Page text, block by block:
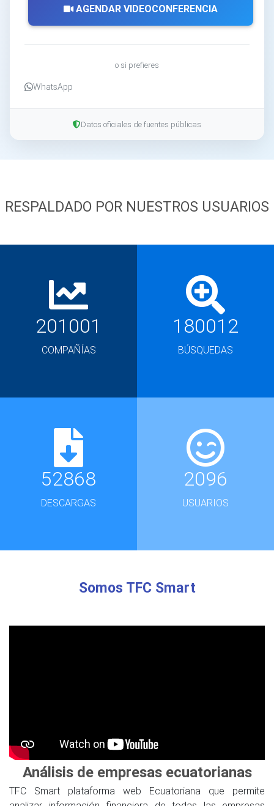
AGENDAR VIDEOCONFERENCIA
o si prefieres
WhatsApp
Datos oficiales de fuentes públicas
RESPALDADO POR NUESTROS USUARIOS
201001
COMPAÑÍAS
180012
BÚSQUEDAS
52868
DESCARGAS
2096
USUARIOS
Somos TFC Smart
Análisis de empresas ecuatorianas
TFC Smart plataforma web Ecuatoriana que permite